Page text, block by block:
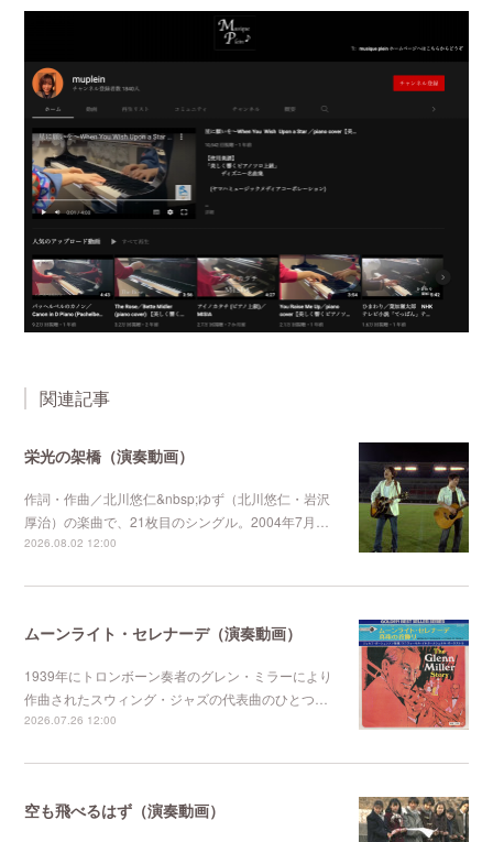
関連記事
栄光の架橋（演奏動画）
作詞・作曲／北川悠仁&nbsp;ゆず（北川悠仁・岩沢
厚治）の楽曲で、21枚目のシングル。2004年7月…
2026.08.02 12:00
ムーンライト・セレナーデ（演奏動画）
1939年にトロンボーン奏者のグレン・ミラーにより
作曲されたスウィング・ジャズの代表曲のひとつ…
2026.07.26 12:00
空も飛べるはず（演奏動画）